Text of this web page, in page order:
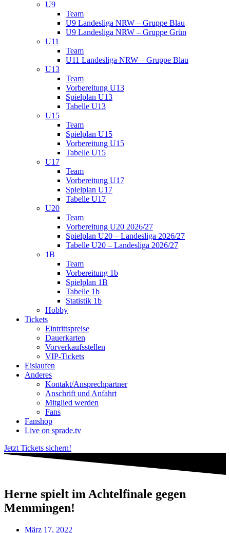
U9
Team
U9 Landesliga NRW – Gruppe Blau
U9 Landesliga NRW – Gruppe Grün
U11
Team
U11 Landesliga NRW – Gruppe Blau
U13
Team
Vorbereitung U13
Spielplan U13
Tabelle U13
U15
Team
Spielplan U15
Vorbereitung U15
Tabelle U15
U17
Team
Vorbereitung U17
Spielplan U17
Tabelle U17
U20
Team
Vorbereitung U20 2026/27
Spielplan U20 – Landesliga 2026/27
Tabelle U20 – Landesliga 2026/27
1B
Team
Vorbereitung 1b
Spielplan 1B
Tabelle 1b
Statistik 1b
Hobby
Tickets
Eintrittspreise
Dauerkarten
Vorverkaufsstellen
VIP-Tickets
Eislaufen
Anderes
Kontakt/Ansprechpartner
Anschrift und Anfahrt
Mitglied werden
Fans
Fanshop
Live on sprade.tv
Jetzt Tickets sichern!
Herne spielt im Achtelfinale gegen
Memmingen!
März 17, 2022